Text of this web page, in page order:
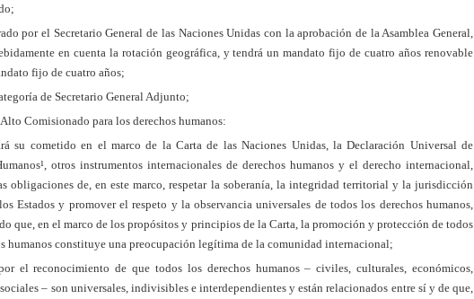
por el Secretario General de las Naciones Unidas con la aprobación de la Asamblea General,
en cuenta la rotación geográfica, y tendrá un mandato fijo de cuatro años renovable
fijo de cuatro años;
de Secretario General Adjunto;
Comisionado para los derechos humanos:
su cometido en el marco de la Carta de las Naciones Unidas, la Declaración Universal de
otros instrumentos internacionales de derechos humanos y el derecho internacional,
obligaciones de, en este marco, respetar la soberanía, la integridad territorial y la jurisdicción
Estados y promover el respeto y la observancia universales de todos los derechos humanos,
que, en el marco de los propósitos y principios de la Carta, la promoción y protección de todos
humanos constituye una preocupación legítima de la comunidad internacional;
el reconocimiento de que todos los derechos humanos – civiles, culturales, económicos,
– son universales, indivisibles e interdependientes y están relacionados entre sí y de que,